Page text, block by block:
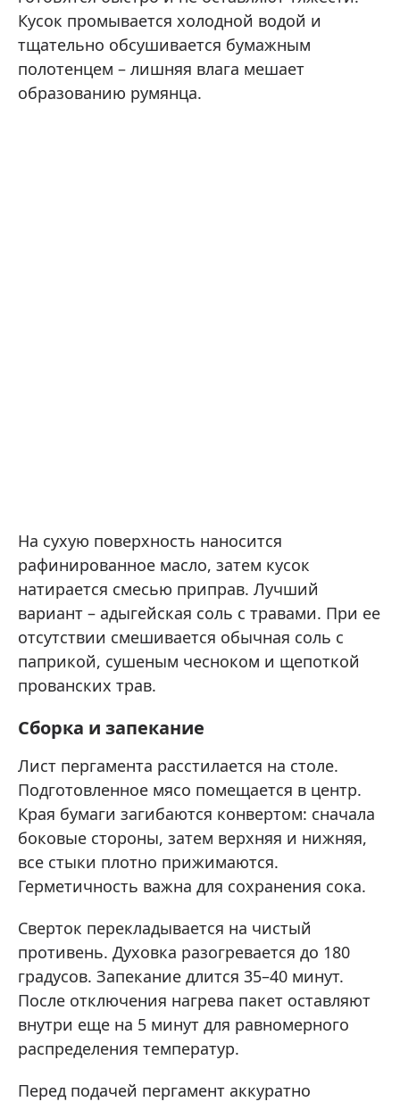
Кусок промывается холодной водой и
тщательно обсушивается бумажным
полотенцем – лишняя влага мешает
образованию румянца.
На сухую поверхность наносится
рафинированное масло, затем кусок
натирается смесью приправ. Лучший
вариант – адыгейская соль с травами. При ее
отсутствии смешивается обычная соль с
паприкой, сушеным чесноком и щепоткой
прованских трав.
Сборка и запекание
Лист пергамента расстилается на столе.
Подготовленное мясо помещается в центр.
Края бумаги загибаются конвертом: сначала
боковые стороны, затем верхняя и нижняя,
все стыки плотно прижимаются.
Герметичность важна для сохранения сока.
Сверток перекладывается на чистый
противень. Духовка разогревается до 180
градусов. Запекание длится 35–40 минут.
После отключения нагрева пакет оставляют
внутри еще на 5 минут для равномерного
распределения температур.
Перед подачей пергамент аккуратно